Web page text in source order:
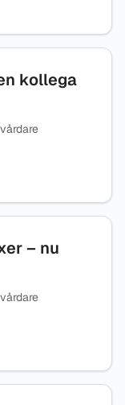
kollega
– nu